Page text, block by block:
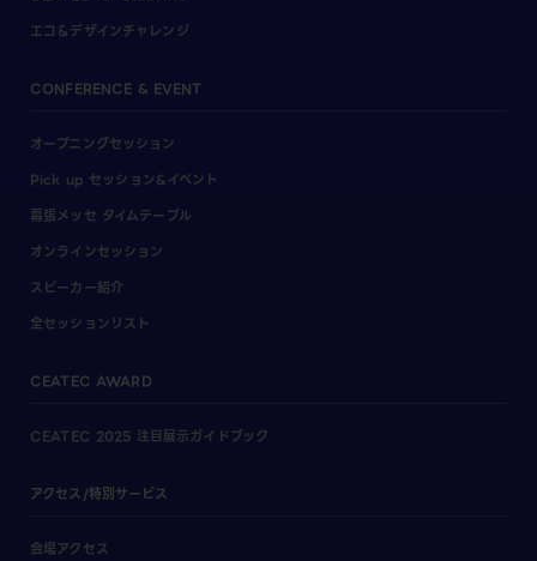
エコ＆デザインチャレンジ
CONFERENCE & EVENT
オープニングセッション
Pick up セッション&イベント
幕張メッセ タイムテーブル
オンラインセッション
スピーカー紹介
全セッションリスト
CEATEC AWARD
CEATEC 2025 注目展示ガイドブック
アクセス/特別サービス
会場アクセス